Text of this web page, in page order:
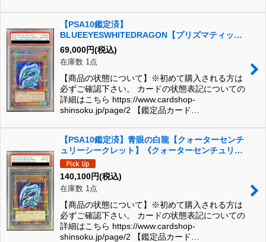
【PSA10鑑定済】
BLUEEYESWHITEDRAGON【プリズマティック
シークレット】《プリズマティックシークレッ
ト》{AC02-JP000}
69,000円(税込)
在庫数 1点
【商品の状態について】※初めて購入される方は
必ずご確認下さい。 カードの状態表記についての
詳細はこちら https://www.cardshop-
shinsoku.jp/page/2 【鑑定品カード…
【PSA10鑑定済】青眼の白龍【クォーターセンチ
ュリーシークレット】《クォーターセンチュリー
シークレット》{QCCP-JP001}
140,100円(税込)
在庫数 1点
【商品の状態について】※初めて購入される方は
必ずご確認下さい。 カードの状態表記についての
詳細はこちら https://www.cardshop-
shinsoku.jp/page/2 【鑑定品カード…